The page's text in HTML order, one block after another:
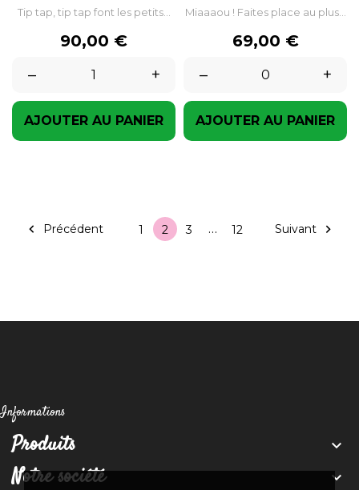
Tip tap, tip tap font les petits...
Prix
90,00 €
–
+
AJOUTER AU PANIER
Miaaaou ! Faites place au plus...
Prix
69,00 €
–
+
AJOUTER AU PANIER
 Précédent 1 2 3 … 12 Suivant 
Informations
Produits 
Notre société 